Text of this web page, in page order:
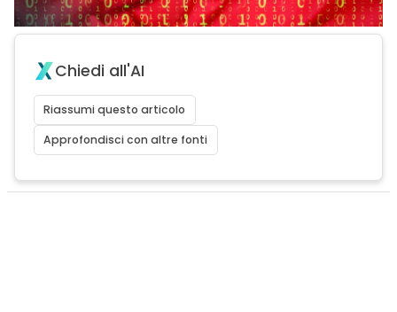
Chiedi all'AI
Riassumi questo articolo
Approfondisci con altre fonti